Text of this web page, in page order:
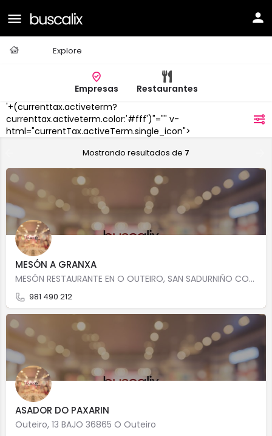
Explore
Empresas
Restaurantes
'+(currenttax.activeterm?
currenttax.activeterm.color:'#fff')"="" v-
html="currentTax.activeTerm.single_icon">
Outeiro
Mostrando resultados de 7
MESÓN A GRANXA
MESÓN RESTAURANTE EN O OUTEIRO, SAN SADURNIÑO CON ESPECIALIDAD EN Cocina gallegaCocina tradicionalCocina de…
981 490 212
ASADOR DO PAXARIN
Outeiro, 13 BAJO 36865 O Outeiro